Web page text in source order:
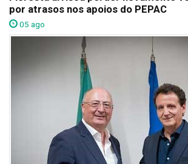
por atrasos nos apoios do PEPAC
05 ago